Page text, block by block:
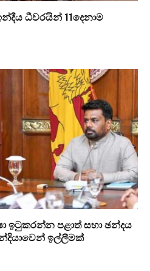
ධීවරයින් 11දෙනාම
ඉටුකරන්න පළාත් සභා ඡන්දය
ඉල්ලීමක්